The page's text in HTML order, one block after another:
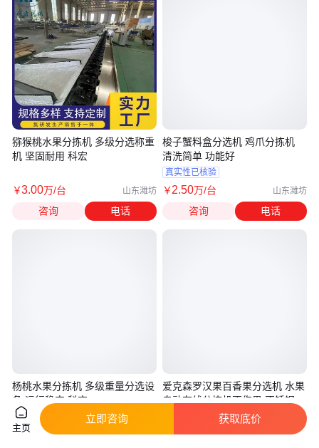
猕猴桃水果分拣机 多级分选称重
机 坚固耐用 科宏
￥3.00万/台 山东潍坊
咨询 电话
杨桃水果分拣机 多级重量分选设
备 运行稳定 科宏
￥3.00 万/台 山东潍坊
梭子蟹料盒分选机 鸡爪分拣机
清洗简单 功能好
真实性已核验
￥2.50万/台 山东潍坊
咨询 电话
爱克森罗汉果百香果分选机 水果
自动在线分拣机不伤果 不锈钢材
￥4.80万/台 山东青岛
主页
立即咨询 获取底价